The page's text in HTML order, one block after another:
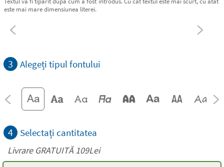
este mai mare dimensiunea literei.
3 Alegeți tipul fontului
4 Selectați cantitatea
Livrare GRATUITĂ 109Lei